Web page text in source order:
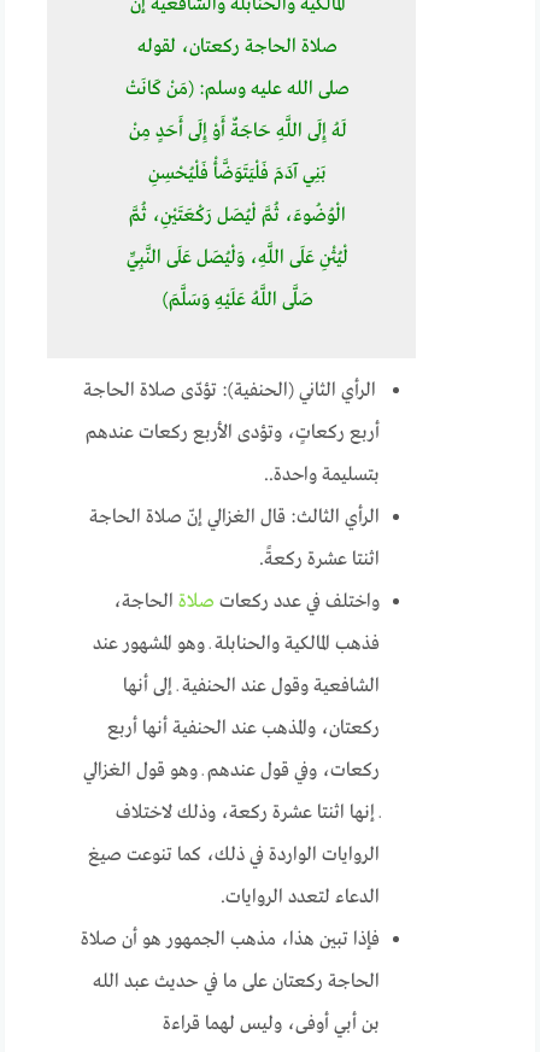
صلاة الحاجة ركعتان، لقوله
صلى الله عليه وسلم: (مَنْ كَانَتْ
لَهُ إِلَى اللَّهِ حَاجَةٌ أَوْ إِلَى أَحَدٍ مِنْ
بَنِي آدَمَ فَلْيَتَوَضَّأْ فَلْيُحْسِنِ
الْوُضُوءَ، ثُمَّ لْيُصَل رَكْعَتَيْنِ، ثُمَّ
لْيُثْنِ عَلَى اللَّهِ، وَلْيُصَل عَلَى النَّبِيِّ
صَلَّى اللَّهُ عَلَيْهِ وَسَلَّمَ)
الرأي الثاني (الحنفية): تؤدّى صلاة الحاجة
أربع ركعاتٍ، وتؤدى الأربع ركعات عندهم
بتسليمة واحدة..
الرأي الثالث: قال الغزالي إنّ صلاة الحاجة
اثنتا عشرة ركعةً.
واختلف في عدد ركعات صلاة الحاجة،
فذهب المالكية والحنابلة ـ وهو المشهور عند
الشافعية وقول عند الحنفية ـ إلى أنها
ركعتان، والمذهب عند الحنفية أنها أربع
ركعات، وفي قول عندهم ـ وهو قول الغزالي
ـ إنها اثنتا عشرة ركعة، وذلك لاختلاف
الروايات الواردة في ذلك، كما تنوعت صيغ
الدعاء لتعدد الروايات.
فإذا تبين هذا، مذهب الجمهور هو أن صلاة
الحاجة ركعتان على ما في حديثعبد الله
بن أبي أوفى، وليس لهما قراءة